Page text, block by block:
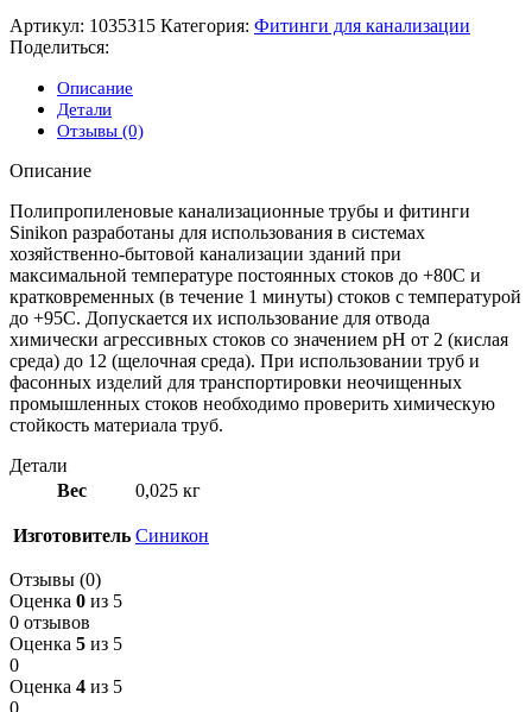
Артикул: 1035315 Категория: Фитинги для канализации
Поделиться:
Описание
Детали
Отзывы (0)
Описание
Полипропиленовые канализационные трубы и фитинги
Sinikon разработаны для использования в системах
хозяйственно-бытовой канализации зданий при
максимальной температуре постоянных стоков до +80С и
кратковременных (в течение 1 минуты) стоков с температурой
до +95С. Допускается их использование для отвода
химически агрессивных стоков со значением рН от 2 (кислая
среда) до 12 (щелочная среда). При использовании труб и
фасонных изделий для транспортировки неочищенных
промышленных стоков необходимо проверить химическую
стойкость материала труб.
Детали
Вес
0,025 кг
Изготовитель Синикон
Отзывы (0)
Оценка 0 из 5
0 отзывов
Оценка 5 из 5
0
Оценка 4 из 5